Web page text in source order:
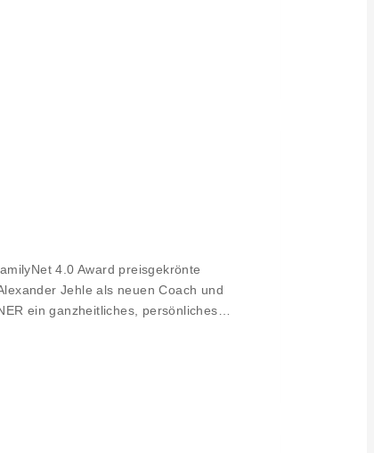
4.0 Award preisgekrönte
Jehle als neuen Coach und
ein ganzheitliches, persönliches…